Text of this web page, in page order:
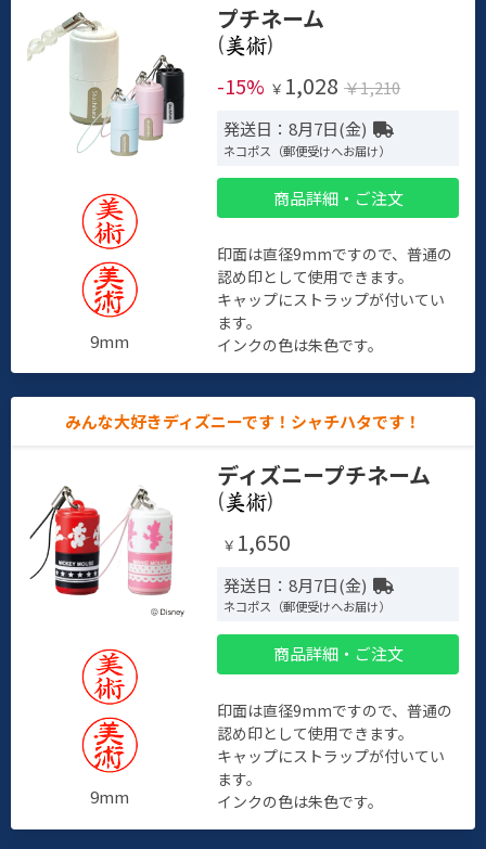
9mm
プチネーム
(
)
-15% ￥ 1,028 ￥1,210
発送日：8月7日(金)
ネコポス（郵便受けへお届け）
商品詳細・ご注文
印面は直径9mmですので、普通の
認め印として使用できます。
キャップにストラップが付いてい
ます。
インクの色は朱色です。
みんな大好きディズニーです！シャチハタです！
9mm
ディズニープチネーム
( )
￥ 1,650
発送日：8月7日(金)
ネコポス（郵便受けへお届け）
商品詳細・ご注文
印面は直径9mmですので、普通の
認め印として使用できます。
キャップにストラップが付いてい
ます。
インクの色は朱色です。